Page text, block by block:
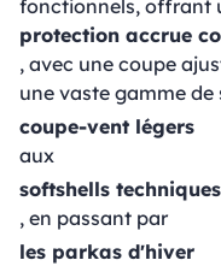
fonctionnels, offrant
protection accrue
, avec une coupe
une vaste gamme de
coupe-vent légers
aux
softshells
, en passant par
les parkas d'hiver